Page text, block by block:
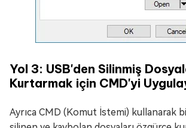
Yol 3: USB'den Silinmiş
Kurtarmak için CMD'yi
Ayrıca CMD (Komut İstemi) kullanarak